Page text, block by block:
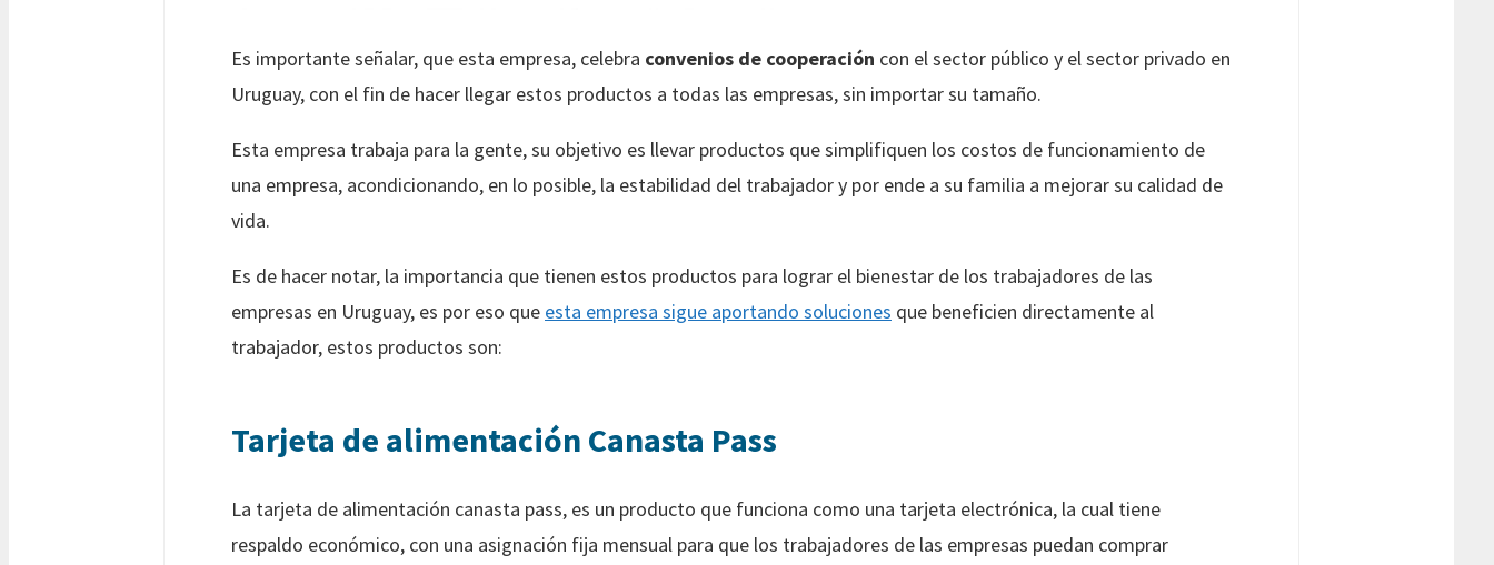
Es importante señalar, que esta empresa, celebra convenios de cooperación con el sector público y el sector privado en
Uruguay, con el fin de hacer llegar estos productos a todas las empresas, sin importar su tamaño.
Esta empresa trabaja para la gente, su objetivo es llevar productos que simplifiquen los costos de funcionamiento de
una empresa, acondicionando, en lo posible, la estabilidad del trabajador y por ende a su familia a mejorar su calidad de
vida.
Es de hacer notar, la importancia que tienen estos productos para lograr el bienestar de los trabajadores de las
empresas en Uruguay, es por eso que esta empresa sigue aportando soluciones que beneficien directamente al
trabajador, estos productos son:
Tarjeta de alimentación Canasta Pass
La tarjeta de alimentación canasta pass, es un producto que funciona como una tarjeta electrónica, la cual tiene
respaldo económico, con una asignación fija mensual para que los trabajadores de las empresas puedan comprar